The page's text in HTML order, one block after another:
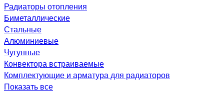
Радиаторы отопления
Биметаллические
Стальные
Алюминиевые
Чугунные
Конвектора встраиваемые
Комплектующие и арматура для радиаторов
Показать все